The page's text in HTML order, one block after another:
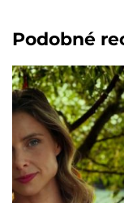
Podobné